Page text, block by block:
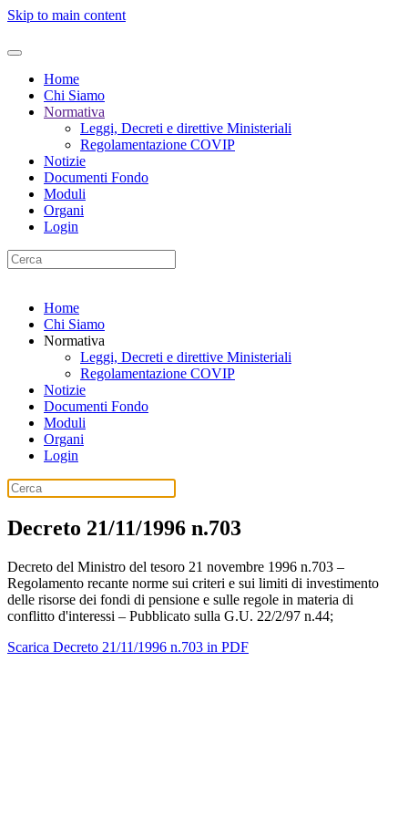
Skip to main content
Home
Chi Siamo
Normativa
Leggi, Decreti e direttive Ministeriali
Regolamentazione COVIP
Notizie
Documenti Fondo
Moduli
Organi
Login
Home
Chi Siamo
Normativa
Leggi, Decreti e direttive Ministeriali
Regolamentazione COVIP
Notizie
Documenti Fondo
Moduli
Organi
Login
Decreto 21/11/1996 n.703
Decreto del Ministro del tesoro 21 novembre 1996 n.703 –
Regolamento recante norme sui criteri e sui limiti di investimento
delle risorse dei fondi di pensione e sulle regole in materia di
conflitto d'interessi – Pubblicato sulla G.U. 22/2/97 n.44;
Scarica Decreto 21/11/1996 n.703 in PDF